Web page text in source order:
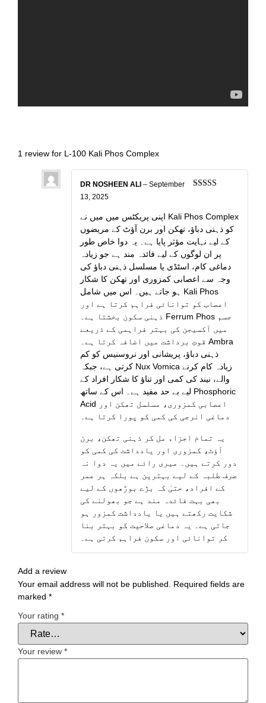
1 review for L-100 Kali Phos Complex
DR NOSHEEN ALI– September
13, 2025
اپنی پریکٹس میں میں نے Kali Phos Complex
کو ذہنی دباؤ، تھکن اور برن آؤٹ کے مریضوں
کے لیے نہایت مؤثر پایا ہے۔ یہ دوا خاص طور
پر ان لوگوں کے لیے فائدہ مند ہے جو زیادہ
دماغی کام، اسٹڈی یا مسلسل ذہنی دباؤ کی
وجہ سے اعصابی کمزوری اور تھکن کا شکار
ہو جاتے ہیں۔ اس میں شامل Kali Phos
اعصاب کو توانائی فراہم کرتا ہے اور
ذہنی سکون بخشتا ہے۔ Ferrum Phos جسم
میں آکسیجن کی بہتر فراہمی کے ذریعے
قوتِ برداشت میں اضافہ کرتا ہے۔ Ambra
ذہنی دباؤ، پریشانی اور نروسنیس کو کم
کرتی ہے، جبکہ Nux Vomica زیادہ کام کرنے
والے، نیند کی کمی اور تناؤ کا شکار افراد کے
لیے بے حد مفید ہے۔ اس کے ساتھ Phosphoric
Acid اعصابی کمزوری، مسلسل تھکن اور
دماغی انرجی کی کمی کو پورا کرتا ہے۔
یہ تمام اجزاء مل کر ذہنی تھکن، برن
آؤٹ، کمزوری اور یادداشت کی کمی کو
دور کرتے ہیں۔ میری رائے میں یہ دوا نہ
صرف طلبہ کے لیے بہترین ہے بلکہ ہر عمر
کے افراد، حتیٰ کہ بڑے بوڑھوں کے لیے
بھی بہت فائدہ مند ہے جو بھولنے کی
شکایت رکھتے ہیں یا یادداشت کمزور ہو
جاتی ہے۔ یہ دماغی صلاحیت کو بہتر بنا
کر توانائی اور سکون فراہم کرتی ہے۔
Add a review
Your email address will not be published.
Required fields are
marked *
Your rating *
Your review *